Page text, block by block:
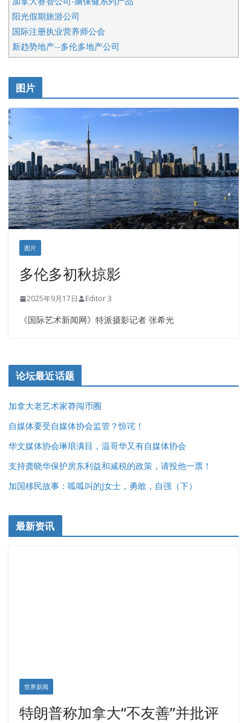
阳光假期旅游公司
国际注册执业营养师公会
新趋势地产--多伦多地产公司
呱呱电器
开明车行KS CAR SALES & SERVICE
健健宝公司
皇后金融集团
正点印艺设计
图片
图片
多伦多初秋掠影
2025年9月17日 Editor 3
《国际艺术新闻网》特派摄影记者 张希光
论坛最近话题
加拿大老艺术家莽闯币圈
自媒体要受自媒体协会监管？惊诧！
华文媒体协会琳琅满目，温哥华又有自媒体协会
支持龚晓华保护房东利益和减税的政策，请投他一票！
加国移民故事：呱呱叫的J女士，勇敢，自强（下）
最新资讯
世界新闻
特朗普称加拿大“不友善”并批评